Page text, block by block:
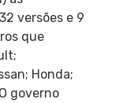
versões e 9
que
Honda;
governo